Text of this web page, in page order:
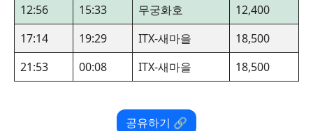
12:56
15:33 무궁화호
12,400
17:14
19:29 ITX-새마을
18,500
21:53
00:08 ITX-새마을 18,500
공유하기 🔗